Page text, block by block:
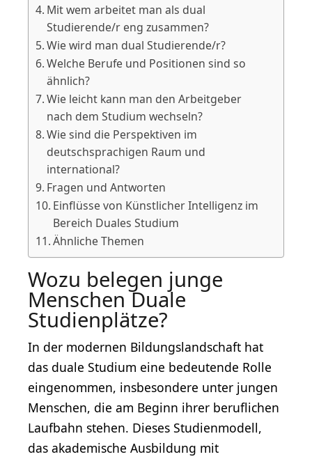
Mit wem arbeitet man als dual
Studierende/r eng zusammen?
Wie wird man dual Studierende/r?
Welche Berufe und Positionen sind so
ähnlich?
Wie leicht kann man den Arbeitgeber
nach dem Studium wechseln?
Wie sind die Perspektiven im
deutschsprachigen Raum und
international?
Fragen und Antworten
Einflüsse von Künstlicher Intelligenz im
Bereich Duales Studium
Ähnliche Themen
Wozu belegen junge
Menschen Duale
Studienplätze?
In der modernen Bildungslandschaft hat
das duale Studium eine bedeutende Rolle
eingenommen, insbesondere unter jungen
Menschen, die am Beginn ihrer beruflichen
Laufbahn stehen. Dieses Studienmodell,
das akademische Ausbildung mit